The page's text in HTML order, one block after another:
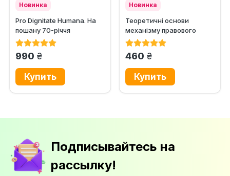
Новинка
Pro Dignitate Humana. На
пошану 70-річчя
професора Всеволода
990 грн.
Новинка
Теоретичні основи
механізму правового
забезпечення
460 грн.
Подписывайтесь на
рассылку!